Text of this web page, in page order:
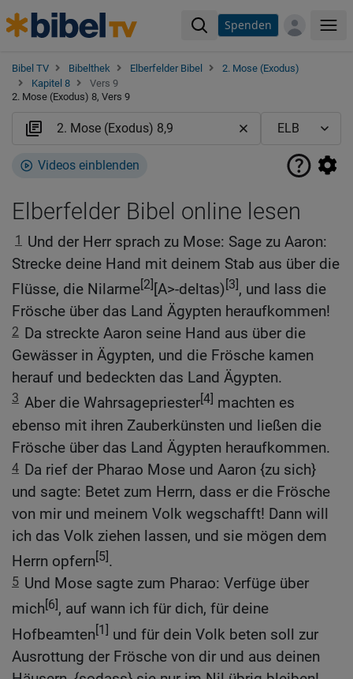
Spenden
Bibel TV Bibelthek Elberfelder Bibel
2. Mose (Exodus)
Kapitel 8
Vers 9
2. Mose (Exodus) 8, Vers 9
Videos einblenden
Elberfelder Bibel online lesen
1 Und der Herr sprach zu Mose: Sage zu Aaron:
Strecke deine Hand mit deinem Stab aus über die
Flüsse, die Nilarme[2] [A>-deltas)[3], und lass die
Frösche über das Land Ägypten heraufkommen!
2 Da streckte Aaron seine Hand aus über die
Gewässer in Ägypten, und die Frösche kamen
herauf und bedeckten das Land Ägypten.
3 Aber die Wahrsagepriester[4] machten es
ebenso mit ihren Zauberkünsten und ließen die
Frösche über das Land Ägypten heraufkommen.
4 Da rief der Pharao Mose und Aaron {zu sich}
und sagte: Betet zum Herrn, dass er die Frösche
von mir und meinem Volk wegschafft! Dann will
ich das Volk ziehen lassen, und sie mögen dem
Herrn opfern[5].
5 Und Mose sagte zum Pharao: Verfüge über
mich[6], auf wann ich für dich, für deine
Hofbeamten[1] und für dein Volk beten soll zur
Ausrottung der Frösche von dir und aus deinen